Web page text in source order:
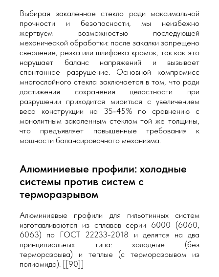
Выбирая закаленное стекло ради максимальной
прочности и безопасности, мы неизбежно
жертвуем возможностью последующей
механической обработки: после закалки запрещено
сверление, резка или шлифовка кромок, так как это
нарушает баланс напряжений и вызывает
спонтанное разрушение. Основной компромисс
многослойного стекла заключается в том, что ради
достижения сохранения целостности при
разрушении приходится мириться с увеличением
веса конструкции на 35-45% по сравнению с
монолитным закаленным стеклом той же толщины,
что предъявляет повышенные требования к
мощности балансировочного механизма.
Алюминиевые профили: холодные
системы против систем с
терморазрывом
Алюминиевые профили для гильотинных систем
изготавливаются из сплавов серии 6000 (6060,
6063) по ГОСТ 22233-2018 и делятся на два
принципиальных типа: холодные (без
терморазрыва) и теплые (с терморазрывом из
полиамида). [[90]]